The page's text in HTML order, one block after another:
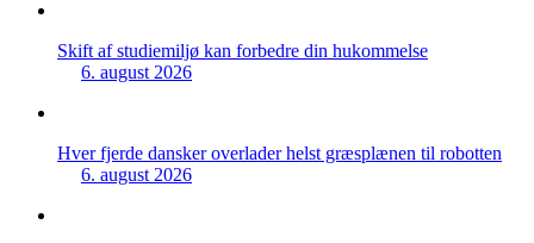
Skift af studiemiljø kan forbedre din hukommelse
6. august 2026
Hver fjerde dansker overlader helst græsplænen til robotten
6. august 2026